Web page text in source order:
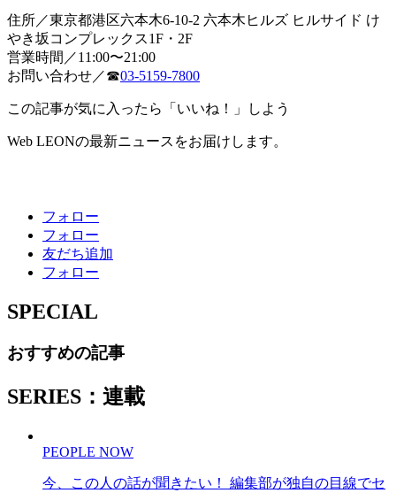
住所／東京都港区六本木6-10-2 六本木ヒルズ ヒルサイド け
やき坂コンプレックス1F・2F
営業時間／11:00〜21:00
お問い合わせ／☎03-5159-7800
この記事が気に入ったら「いいね！」しよう
Web LEONの最新ニュースをお届けします。
フォロー
フォロー
友だち追加
フォロー
SPECIAL
おすすめの記事
SERIES：連載
PEOPLE NOW
今、この人の話が聞きたい！ 編集部が独自の目線でセ